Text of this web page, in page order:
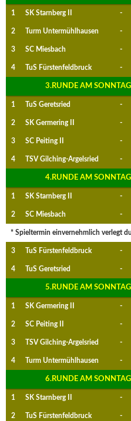
1 SK Starnberg II -
2 Turm Untermühlhausen -
3 SC Miesbach -
4 TuS Fürstenfeldbruck -
3.RUNDE AM
1 TuS Geretsried -
2 SK Germering II -
3 SC Peiting II -
4 TSV Gilching-Argelsried -
4.RUNDE AM
1 SK Starnberg II -
2 SC Miesbach -
* Spieltermin einvernehmlich verlegt
3 TuS Fürstenfeldbruck -
4 TuS Geretsried -
5.RUNDE AM
1 SK Germering II -
2 SC Peiting II -
3 TSV Gilching-Argelsried -
4 Turm Untermühlhausen -
6.RUNDE AM
1 SK Starnberg II -
2 TuS Fürstenfeldbruck -